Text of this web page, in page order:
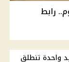
رابط
واحدة تنطلق